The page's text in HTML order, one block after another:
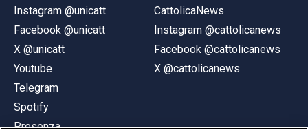
Instagram @unicatt
Facebook @unicatt
X @unicatt
Youtube
Telegram
Spotify
Presenza
CattolicaNews
Instagram @cattolicanews
Facebook @cattolicanews
X @cattolicanews